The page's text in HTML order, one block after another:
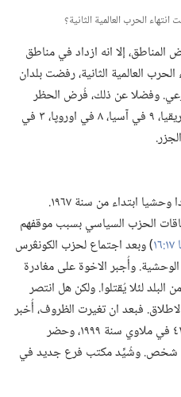
إلا انه ازداد في مناطق
انتهاء الحرب العالمية الثانية،‏ رفضت بلدان
وفضلا عن ذلك،‏ فُرض الحظر
علينا او على عملنا في ٢٣ بلدا في افريقيا،‏ ٩ في آسيا،‏ ٨ في اوروپا،‏ ٣ في
عانى شهود يهوه في ملاوي اضطهادا وحشيا ابتداء من سنة ١٩٦٧.‏
الحزب السياسي بسبب موقفهم
‏)‏ وبعد اجتماع لحزب الكونڠرس
الاعمال الوحشية.‏ وأُجبر الاخوة على مغادرة
لئلا يُقتلوا.‏ ولكن هل انتصر
فبعد ان تغيرت الظروف،‏ أُخبر
عن ذروة لناشري الملكوت بلغت ٤٣٬٧٦٧ في ملاوي سنة ١٩٩٩،‏ وحضر
المحافل الكورية هناك اكثر من ١٢٠٬٠٠٠ شخص.‏ وشُيِّد مكتب فرع جديد في